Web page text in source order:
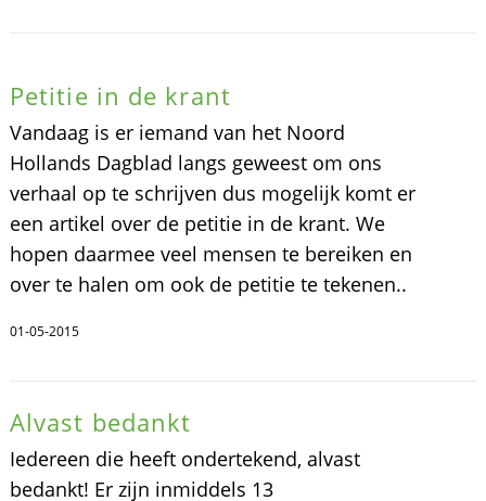
Petitie in de krant
Vandaag is er iemand van het Noord
Hollands Dagblad langs geweest om ons
verhaal op te schrijven dus mogelijk komt er
een artikel over de petitie in de krant. We
hopen daarmee veel mensen te bereiken en
over te halen om ook de petitie te tekenen..
01-05-2015
Alvast bedankt
Iedereen die heeft ondertekend, alvast
bedankt! Er zijn inmiddels 13